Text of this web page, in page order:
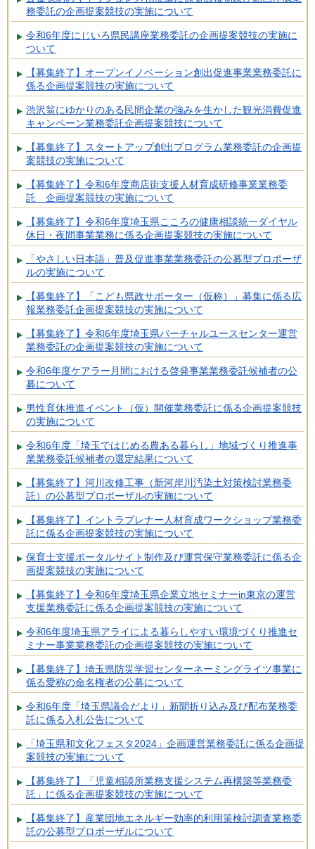
務委託の企画提案競技の実施について
令和6年度にじいろ県民講座業務委託の企画提案競技の実施に
ついて
【募集終了】オープンイノベーション創出促進事業業務委託に
係る企画提案競技の実施について
渋沢翁にゆかりのある民間企業の強みを生かした観光消費促進
キャンペーン業務委託企画提案競技について
【募集終了】スタートアップ創出プログラム業務委託の企画提
案競技の実施について
【募集終了】令和6年度商店街支援人材育成研修事業業務委
託 企画提案競技の実施について
【募集終了】令和6年度埼玉県こころの健康相談統一ダイヤル
休日・夜間事業業務に係る企画提案競技の実施について
「やさしい日本語」普及促進事業業務委託の公募型プロポーザ
ルの実施について
【募集終了】「こども県政サポーター（仮称）」募集に係る広
報業務委託企画提案競技の実施について
【募集終了】令和6年度埼玉県バーチャルユースセンター運営
業務委託の企画提案競技の実施について
令和6年度ケアラー月間における啓発事業業務委託候補者の公
募について
男性育休推進イベント（仮）開催業務委託に係る企画提案競技
の実施について
令和6年度「埼玉ではじめる農ある暮らし」地域づくり推進事
業業務委託候補者の選定結果について
【募集終了】河川改修工事（新河岸川汚染土対策検討業務委
託）の公募型プロポーザルの実施について
【募集終了】イントラプレナー人材育成ワークショップ業務委
託に係る企画提案競技の実施について
保育士支援ポータルサイト制作及び運営保守業務委託に係る企
画提案競技の実施について
【募集終了】令和6年度埼玉県企業立地セミナーin東京の運営
支援業務委託に係る企画提案競技の実施について
令和6年度埼玉県アライによる暮らしやすい環境づくり推進セ
ミナー事業業務委託の企画提案競技の実施について
【募集終了】埼玉県防災学習センターネーミングライツ事業に
係る愛称の命名権者の公募について
令和6年度「埼玉県議会だより」新聞折り込み及び配布業務委
託に係る入札公告について
「埼玉県和文化フェスタ2024」企画運営業務委託に係る企画提
案競技の実施について
【募集終了】「児童相談所業務支援システム再構築等業務委
託」に係る企画提案競技の実施について
【募集終了】産業団地エネルギー効率的利用策検討調査業務委
託の公募型プロポーザルについて